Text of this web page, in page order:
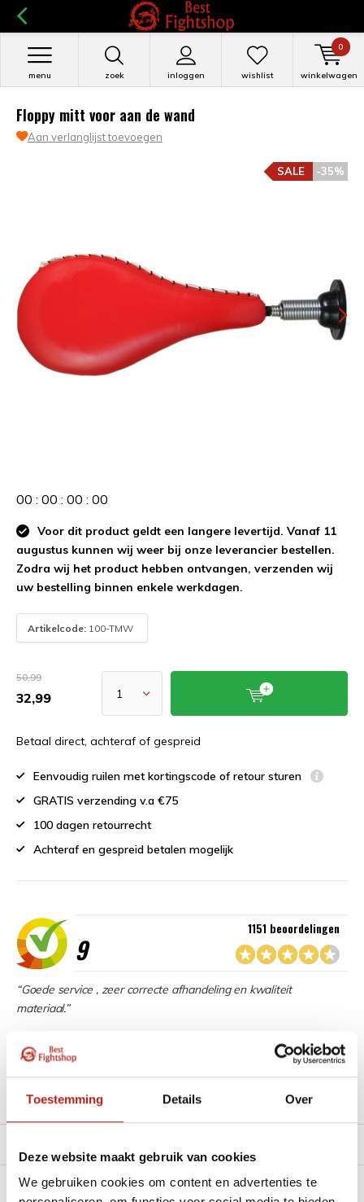
Toestemming Details Over
Deze website maakt gebruik van cookies
We gebruiken cookies om content en advertenties te
zoek inloggen
menu wishlist winkelwagen
0
Floppy mitt voor aan de wand
Aan verlanglijst toevoegen
-35%
SALE
00 : 00 : 00 : 00
Voor dit product geldt een langere levertijd. Vanaf 11
augustus kunnen wij weer bij onze leverancier bestellen.
Zodra wij het product hebben ontvangen, verzenden wij
uw bestelling binnen enkele werkdagen.
Artikelcode: 100-TMW
50,99
32,99
Betaal direct, achteraf of gespreid
Eenvoudig ruilen met kortingscode of retour sturen
GRATIS verzending v.a €75
100 dagen retourrecht
Achteraf en gespreid betalen mogelijk
9
1151 beoordelingen
“Goede service , zeer correcte afhandeling en kwaliteit
materiaal.”
Beschikbaar in de volgende varianten:
Productomschrijving